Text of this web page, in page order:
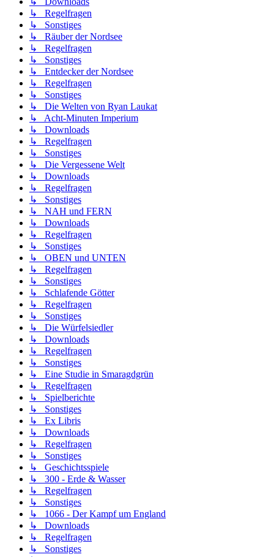
↳ Regelfragen
↳ Sonstiges
↳ Räuber der Nordsee
↳ Regelfragen
↳ Sonstiges
↳ Entdecker der Nordsee
↳ Regelfragen
↳ Sonstiges
↳ Die Welten von Ryan Laukat
↳ Acht-Minuten Imperium
↳ Downloads
↳ Regelfragen
↳ Sonstiges
↳ Die Vergessene Welt
↳ Downloads
↳ Regelfragen
↳ Sonstiges
↳ NAH und FERN
↳ Downloads
↳ Regelfragen
↳ Sonstiges
↳ OBEN und UNTEN
↳ Regelfragen
↳ Sonstiges
↳ Schlafende Götter
↳ Regelfragen
↳ Sonstiges
↳ Die Würfelsiedler
↳ Downloads
↳ Regelfragen
↳ Sonstiges
↳ Eine Studie in Smaragdgrün
↳ Regelfragen
↳ Spielberichte
↳ Sonstiges
↳ Ex Libris
↳ Downloads
↳ Regelfragen
↳ Sonstiges
↳ Geschichtsspiele
↳ 300 - Erde & Wasser
↳ Regelfragen
↳ Sonstiges
↳ 1066 - Der Kampf um England
↳ Downloads
↳ Regelfragen
↳ Sonstiges